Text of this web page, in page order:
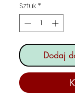
Sztuk *
Dodaj